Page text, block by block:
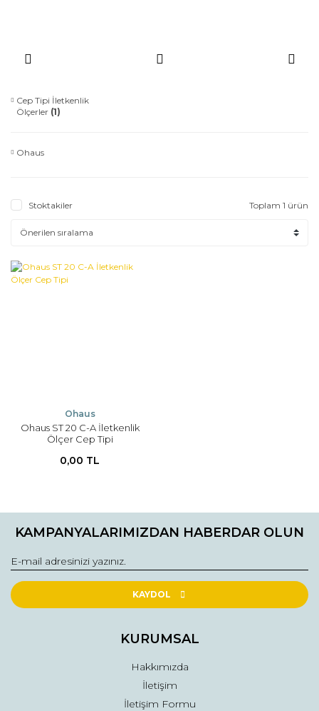
Cep Tipi İletkenlik
Ölçerler (1)
Ohaus
Stoktakiler Toplam 1 ürün
Ohaus
Ohaus ST 20 C-A İletkenlik
Ölçer Cep Tipi
0,00 TL
KAMPANYALARIMIZDAN HABERDAR OLUN
KAYDOL
KURUMSAL
Hakkımızda
İletişim
İletişim Formu